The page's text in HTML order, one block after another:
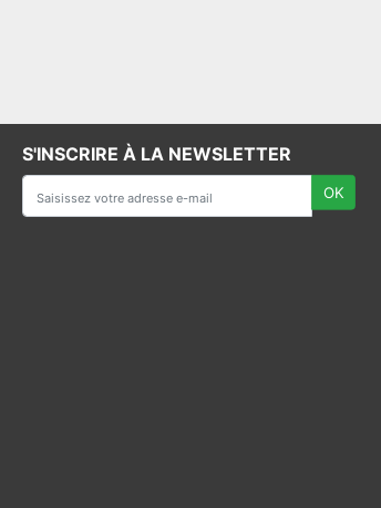
S'INSCRIRE À LA NEWSLETTER